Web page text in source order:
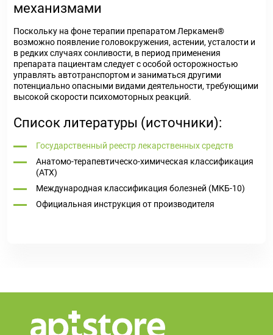
механизмами
Поскольку на фоне терапии препаратом Леркамен®
возможно появление головокружения, астении, усталости и
в редких случаях сонливости, в период применения
препарата пациентам следует с особой осторожностью
управлять автотранспортом и заниматься другими
потенциально опасными видами деятельности, требующими
высокой скорости психомоторных реакций.
Список литературы (источники):
Государственный реестр лекарственных средств
Анатомо-терапевтическо-химическая классификация
(ATX)
Международная классификация болезней (МКБ-10)
Официальная инструкция от производителя